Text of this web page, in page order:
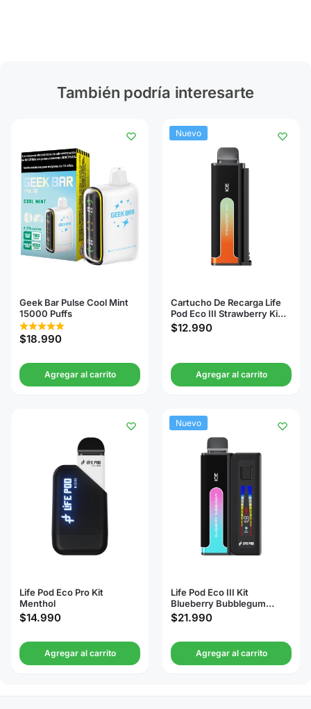
También podría interesarte
Geek Bar Pulse Cool Mint
15000 Puffs
$18.990
Agregar al carrito
Nuevo
Cartucho De Recarga Life
Pod Eco III Strawberry Kiwi
20000 Puffs
$12.990
Agregar al carrito
Life Pod Eco Pro Kit
Menthol
$14.990
Agregar al carrito
Nuevo
Life Pod Eco III Kit
Blueberry Bubblegum
20000 Puffs
$21.990
Agregar al carrito